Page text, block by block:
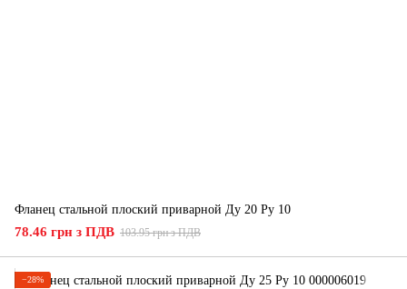
Фланец стальной плоский приварной Ду 20 Ру 10
78.46 грн з ПДВ 103.95 грн з ПДВ
−28%